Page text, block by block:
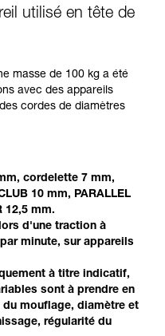
compris les
technique pour
nécessite une
spécifique. Validez
capacité à refaire
en exister d’autres
ici.
utilisé en tête de
masse de 100 kg a été
avec des appareils
cordes de diamètres
cordelette 7 mm,
10 mm, PARALLEL
12,5 mm.
d'une traction à
minute, sur appareils
à titre indicatif,
sont à prendre en
mouflage, diamètre et
régularité du